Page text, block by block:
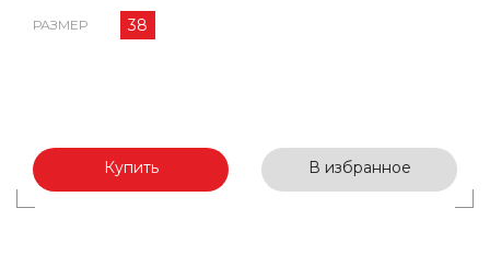
РАЗМЕР 38
Купить В избранное